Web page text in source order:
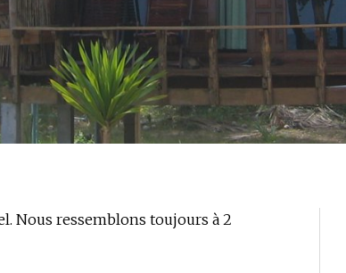
Nous ressemblons toujours à 2